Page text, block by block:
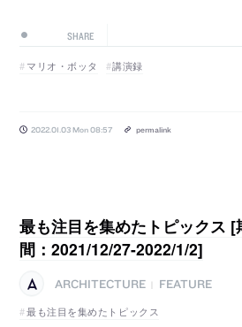
SHARE
マリオ・ボッタ 講演録
2022.01.03 Mon 08:57 permalink
最も注目を集めたトピックス [
間：2021/12/27-2022/1/2]
ARCHITECTURE
FEATURE
最も注目を集めたトピックス